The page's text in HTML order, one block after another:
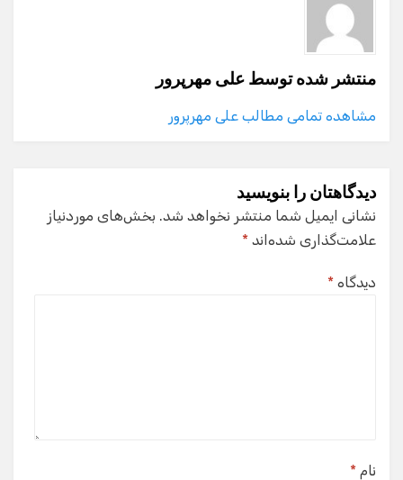
منتشر شده توسطعلی مهرپرور
مشاهده تمامی مطالب علی مهرپرور
دیدگاهتان را بنویسید
نشانی ایمیل شما منتشر نخواهد شد. بخش‌های موردنیاز
علامت‌گذاری شده‌اند *
دیدگاه *
نام *